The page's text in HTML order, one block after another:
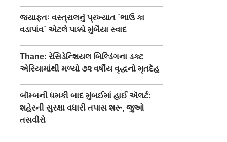
જ્યાફતઃ વસ્ત્રાલનું પ્રખ્યાત `ભાઉ કા
વડાપાંવ` એટલે પાક્કો મુંબૈયા સ્વાદ
Thane: રેસિડેન્શિયલ બિલ્ડિંગના ડક્ટ
એરિયામાંથી મળ્યો ૭૨ વર્ષીય વૃદ્ધનો મૃતદેહ
બૉમ્બની ધમકી બાદ મુંબઈમાં હાઈ ઍલર્ટ:
શહેરની સુરક્ષા વધારી તપાસ શરૂ, જુઓ
તસવીરો